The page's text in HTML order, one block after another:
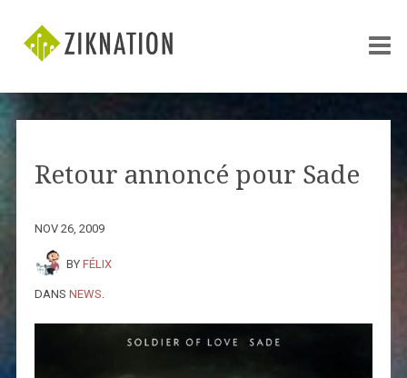
Retour annoncé pour Sade
NOV 26, 2009
BY FÉLIX
DANS NEWS